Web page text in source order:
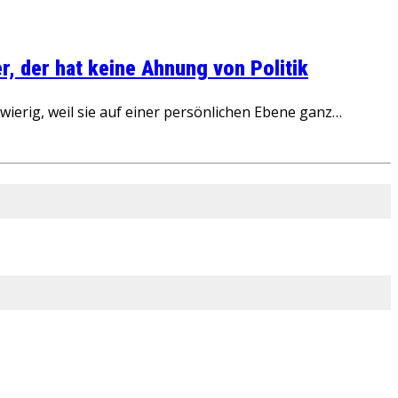
der hat keine Ahnung von Politik
weil sie auf einer persönlichen Ebene ganz…